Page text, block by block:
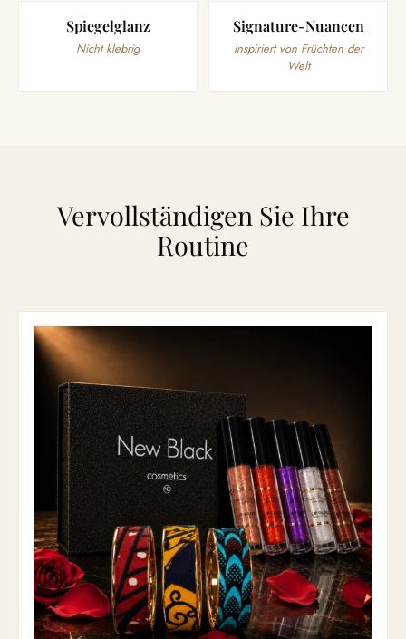
Spiegelglanz
Nicht klebrig
Signature-Nuancen
Inspiriert von Früchten der
Welt
Vervollständigen Sie Ihre
Routine